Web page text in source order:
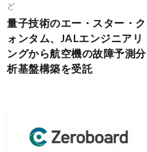
ど
量子技術のエー・スター・ク
ォンタム、JALエンジニアリ
ングから航空機の故障予測分
析基盤構築を受託